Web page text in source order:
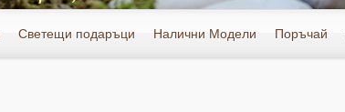
Светещи подаръци Налични Модели Поръчай